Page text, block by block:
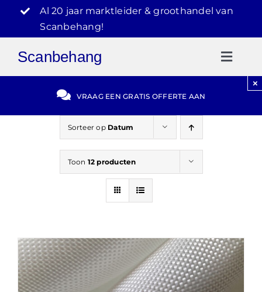
inhoud
Al 20 jaar marktleider & groothandel van
Scanbehang!
Scanbehang
Gratis Offerte
Video Reviews
VRAAG EEN GRATIS OFFERTE AAN
×
Sorteer op Datum
Toon 12 producten